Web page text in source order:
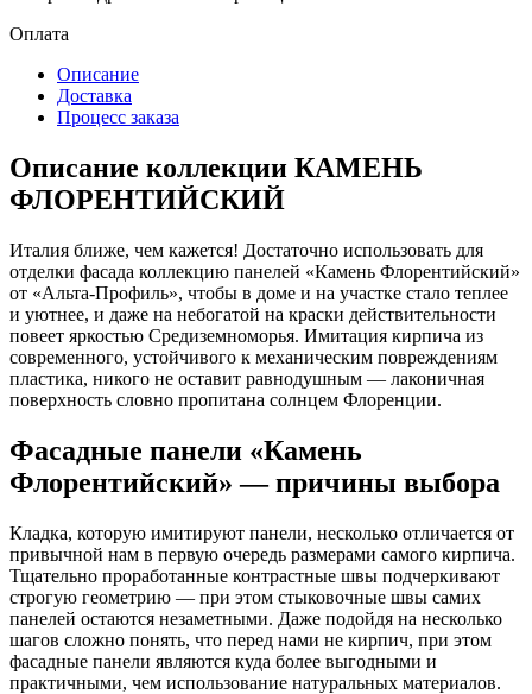
Оплата
Описание
Доставка
Процесс заказа
Описание коллекции КАМЕНЬ
ФЛОРЕНТИЙСКИЙ
Италия ближе, чем кажется! Достаточно использовать для
отделки фасада коллекцию панелей «Камень Флорентийский»
от «Альта-Профиль», чтобы в доме и на участке стало теплее
и уютнее, и даже на небогатой на краски действительности
повеет яркостью Средиземноморья. Имитация кирпича из
современного, устойчивого к механическим повреждениям
пластика, никого не оставит равнодушным — лаконичная
поверхность словно пропитана солнцем Флоренции.
Фасадные панели «Камень
Флорентийский» — причины выбора
Кладка, которую имитируют панели, несколько отличается от
привычной нам в первую очередь размерами самого кирпича.
Тщательно проработанные контрастные швы подчеркивают
строгую геометрию — при этом стыковочные швы самих
панелей остаются незаметными. Даже подойдя на несколько
шагов сложно понять, что перед нами не кирпич, при этом
фасадные панели являются куда более выгодными и
практичными, чем использование натуральных материалов.